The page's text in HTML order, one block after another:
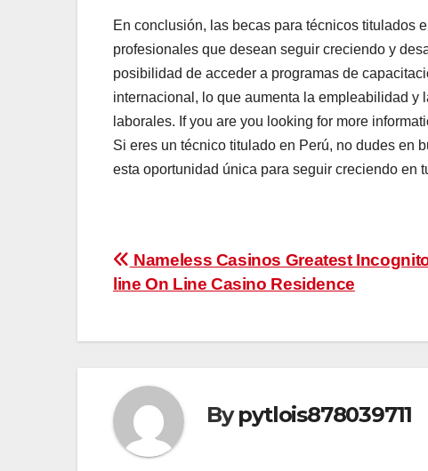
En conclusión, las becas para técnicos titulados
profesionales que desean seguir creciendo y
posibilidad de acceder a programas de
internacional, lo que aumenta la empleabilidad
laborales. If you are you looking for more
Si eres un técnico titulado en Perú, no dudes en
esta oportunidad única para seguir creciendo en
Post
navigation
Nameless Casinos Greatest
line On Line Casino Residence
Bypytlois878039711